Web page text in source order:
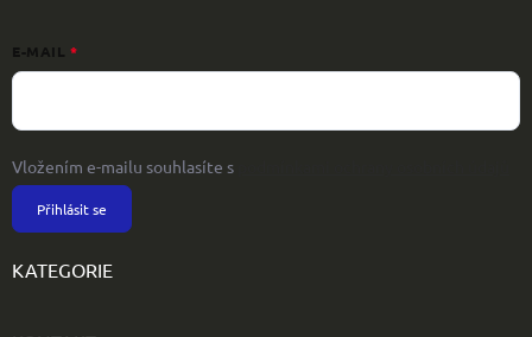
E-MAIL
Vložením e-mailu souhlasíte s
Přihlásit se
KATEGORIE